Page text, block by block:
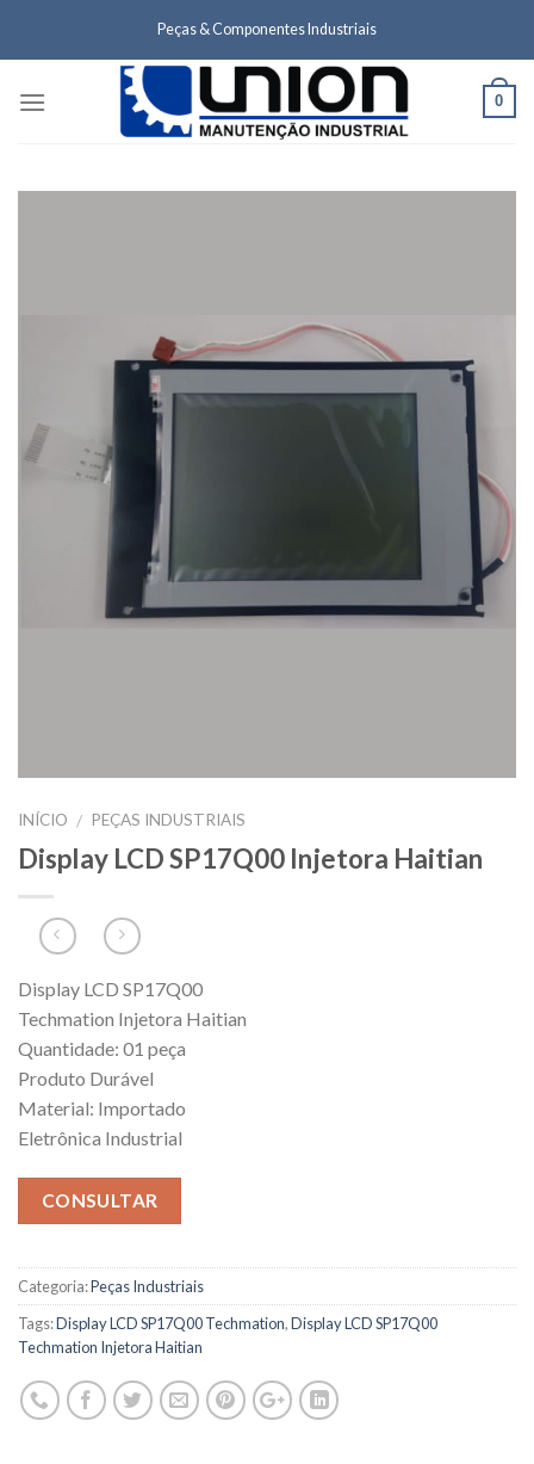
Peças & Componentes Industriais
0
INÍCIO / PEÇAS INDUSTRIAIS
Display LCD SP17Q00 Injetora Haitian
Display LCD SP17Q00
Techmation Injetora Haitian
Quantidade: 01 peça
Produto Durável
Material: Importado
Eletrônica Industrial
CONSULTAR
Categoria:Peças Industriais
Tags:Display LCD SP17Q00 Techmation,Display LCD SP17Q00
Techmation Injetora Haitian